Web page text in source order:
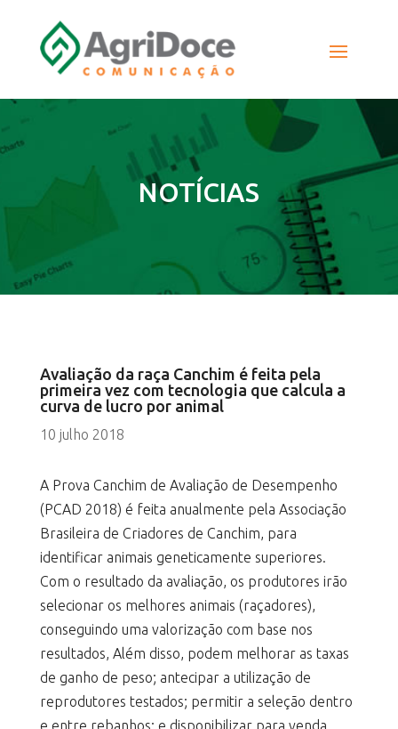
NOTÍCIAS
Avaliação da raça Canchim é feita pela
primeira vez com tecnologia que calcula a
curva de lucro por animal
10 julho 2018
A Prova Canchim de Avaliação de Desempenho
(PCAD 2018) é feita anualmente pela Associação
Brasileira de Criadores de Canchim, para
identificar animais geneticamente superiores.
Com o resultado da avaliação, os produtores irão
selecionar os melhores animais (raçadores),
conseguindo uma valorização com base nos
resultados, Além disso, podem melhorar as taxas
de ganho de peso; antecipar a utilização de
reprodutores testados; permitir a seleção dentro
e entre rebanhos; e disponibilizar para venda